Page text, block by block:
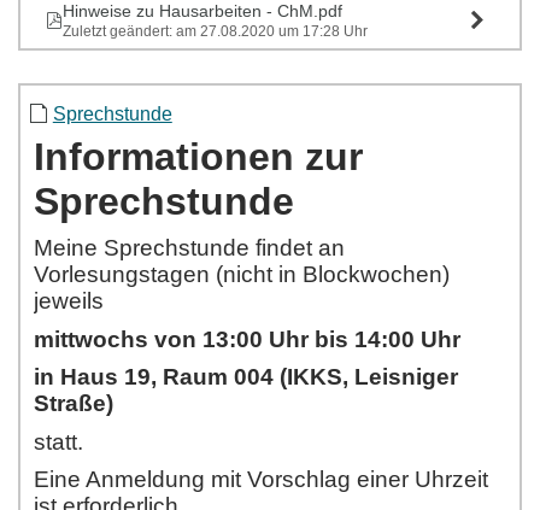
Hinweise zu Hausarbeiten - ChM.pdf
Zuletzt geändert: am 27.08.2020 um 17:28 Uhr
Sprechstunde